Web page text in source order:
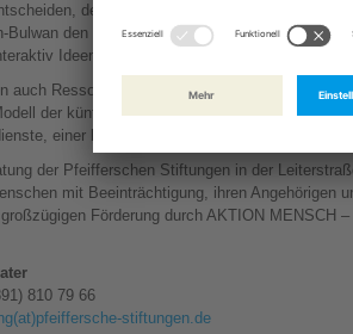
der gar nicht umfassend informiert ist?
den „Wohnbaukasten“ (
Schreibweise
Ideen entwickeln und gestalten lassen.
auch Ressourcen und Barrieren erfasst und in
der künftigen Wohnsituation – ob in einer
einer betreuten Gruppe oder auf dem
der Pfeifferschen Stiftungen in der
mit Beeinträchtigung, ihren Angehörigen
Förderung durch AKTION MENSCH
810 79 66
stiftungen.de